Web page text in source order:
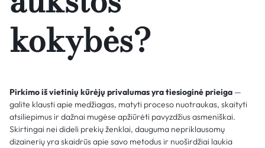
kokybės?
Pirkimo iš vietinių kūrėjų privalumas yra tiesioginė prieiga —
galite klausti apie medžiagas, matyti proceso nuotraukas, skaityti
atsiliepimus ir dažnai mugėse apžiūrėti pavyzdžius asmeniškai.
Skirtingai nei dideli prekių ženklai, dauguma nepriklausomų
dizainerių yra skaidrūs apie savo metodus ir nuoširdžiai laukia